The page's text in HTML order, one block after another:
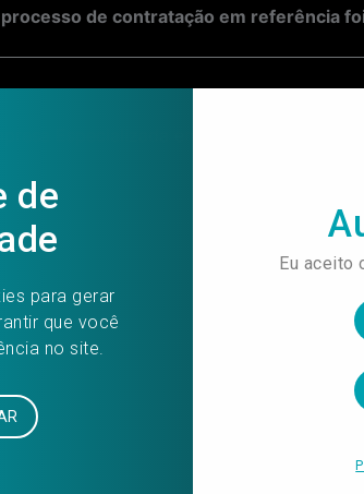
de contratação em referência